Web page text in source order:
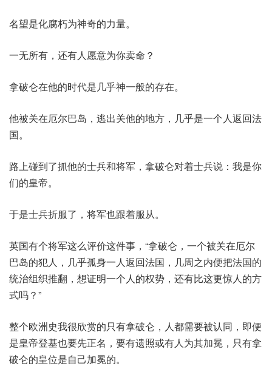
名望是化腐朽为神奇的力量。
一无所有，还有人愿意为你卖命？
拿破仑在他的时代是几乎神一般的存在。
他被关在厄尔巴岛，逃出关他的地方，几乎是一个人返回法
国。
路上碰到了抓他的士兵和将军，拿破仑对着士兵说：我是你
们的皇帝。
于是士兵折服了，将军也跟着服从。
英国有个将军这么评价这件事，“拿破仑，一个被关在厄尔
巴岛的犯人，几乎孤身一人返回法国，几周之内便把法国的
统治组织推翻，想证明一个人的权势，还有比这更惊人的方
式吗？”
整个欧洲史我很欣赏的只有拿破仑，人都需要被认同，即便
是皇帝登基也要先正名，要有遗照或有人为其加冕，只有拿
破仑的皇位是自己加冕的。